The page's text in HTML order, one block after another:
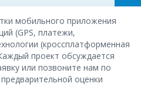
мобильного приложения
(GPS, платежи,
(кроссплатформенная
проект обсуждается
или позвоните нам по
оценки